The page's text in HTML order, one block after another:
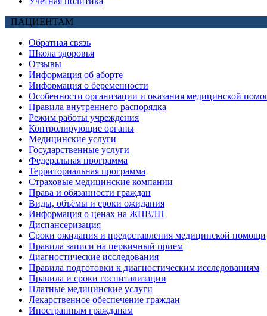
ПАЦИЕНТАМ
Обратная связь
Школа здоровья
Отзывы
Информация об аборте
Информация о беременности
Особенности организации и оказания медицинской
Правила внутреннего распорядка
Режим работы учреждения
Контролирующие органы
Медицинские услуги
Государственные услуги
Федеральная программа
Территориальная программа
Страховые медицинские компании
Права и обязанности граждан
Виды, объёмы и сроки ожидания
Информация о ценах на ЖНВЛП
Диспансеризация
Сроки ожидания и предоставления медицинской помощи
Правила записи на первичный прием
Диагностические исследования
Правила подготовки к диагностическим исследованиям
Правила и сроки госпитализации
Платные медицинские услуги
Лекарственное обеспечение граждан
Иностранным гражданам